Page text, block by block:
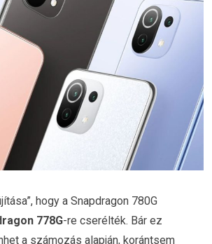
hogy a Snapdragon 780G
778G-re cserélték. Bár ez
a számozás alapján, korántsem